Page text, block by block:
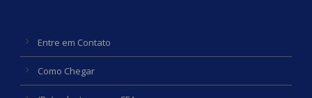
Entre em Contato
Como Chegar